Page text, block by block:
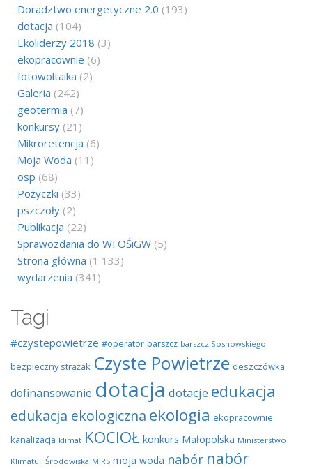
Doradztwo energetyczne 2.0 (193)
dotacja (104)
Ekoliderzy 2018 (3)
ekopracownie (6)
fotowoltaika (2)
Galeria (242)
geotermia (7)
konkursy (21)
Mikroretencja (6)
Moja Woda (11)
osp (68)
Pożyczki (33)
pszczoły (2)
Publikacja (22)
Sprawozdania do WFOŚiGW (5)
Strona główna (1 133)
wydarzenia (341)
Tagi
#czystepowietrze #operator barszcz barszcz Sosnowskiego
bezpieczny strażak Czyste Powietrze deszczówka
dofinansowanie dotacja dotacje edukacja
edukacja ekologiczna ekologia ekopracownie
kanalizacja klimat KOCIOŁ konkurs Małopolska Ministerstwo
Klimatu i Środowiska MIRS moja woda nabór nabór